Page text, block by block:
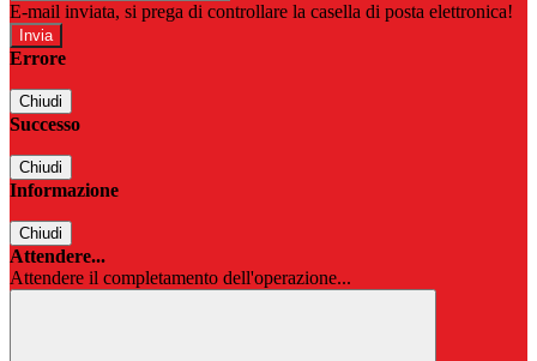
E-mail inviata, si prega di controllare la casella di posta elettronica!
Errore
Chiudi
Successo
Chiudi
Informazione
Chiudi
Attendere...
Attendere il completamento dell'operazione...